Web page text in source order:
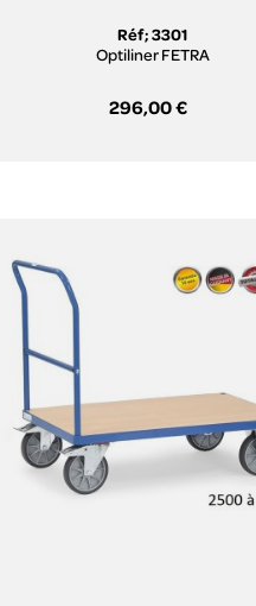
Réf; 3301
Optiliner FETRA
296,00 €